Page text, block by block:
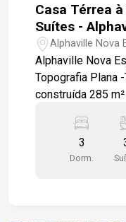
Casa Térrea
Suítes -
Votorantim :
Alphaville Nova
Alphaville Nova
Topografia Plana -Terreno 460 m²/ área
construída 285
privacidade ; -
piscina; - 03 Suítes , 01
solar; - Garagem para 4
3
Dorm.